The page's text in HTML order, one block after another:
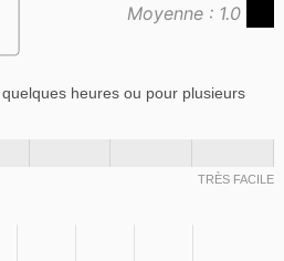
Moyenne : 1.0
heures ou pour plusieurs
TRÈS FACILE